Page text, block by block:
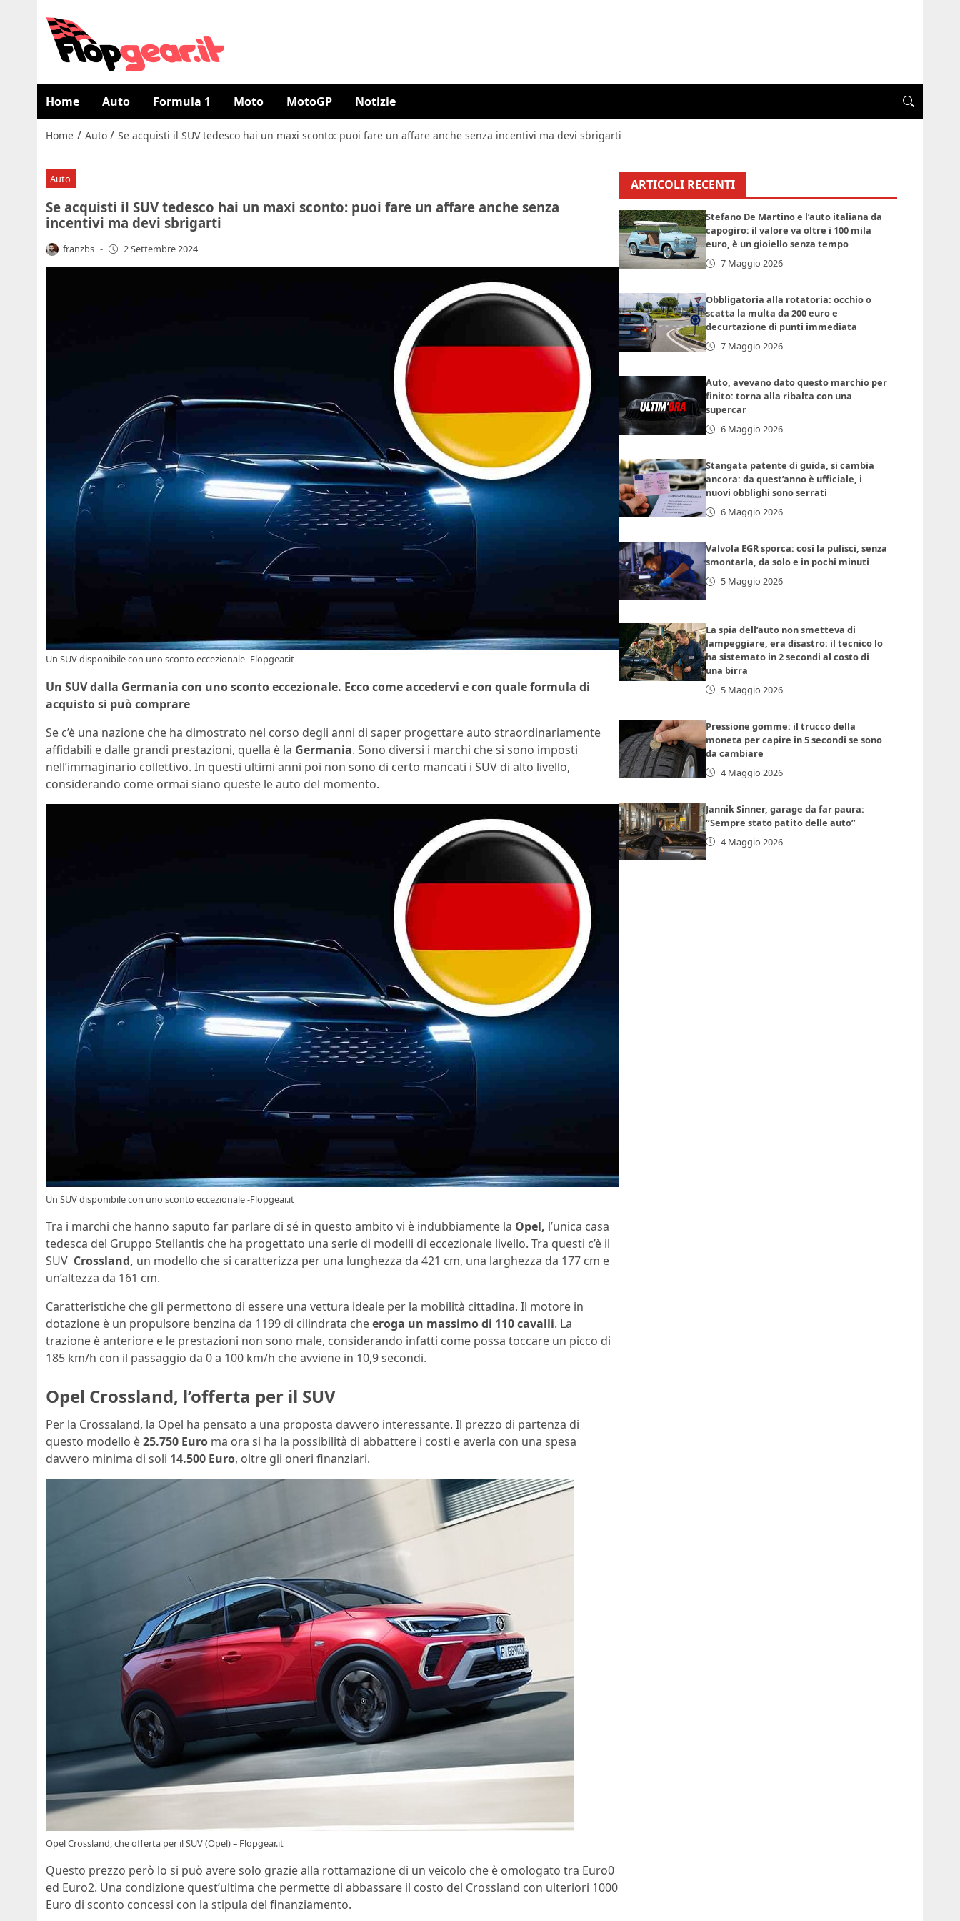
Home Auto Formula 1 Moto MotoGP Notizie
Home / Auto / Se acquisti il SUV tedesco hai un maxi sconto: puoi fare un affare anche senza incentivi ma devi sbrigarti
Auto
Se acquisti il SUV tedesco hai un maxi sconto: puoi fare un affare anche senza
incentivi ma devi sbrigarti
franzbs - 2 Settembre 2024
Un SUV disponibile con uno sconto eccezionale -Flopgear.it
Un SUV dalla Germania con uno sconto eccezionale. Ecco come accedervi e con quale formula di
acquisto si può comprare
Se c’è una nazione che ha dimostrato nel corso degli anni di saper progettare auto straordinariamente
affidabili e dalle grandi prestazioni, quella è la Germania. Sono diversi i marchi che si sono imposti
nell’immaginario collettivo. In questi ultimi anni poi non sono di certo mancati i SUV di alto livello,
considerando come ormai siano queste le auto del momento.
Un SUV disponibile con uno sconto eccezionale -Flopgear.it
Tra i marchi che hanno saputo far parlare di sé in questo ambito vi è indubbiamente la Opel, l’unica casa
tedesca del Gruppo Stellantis che ha progettato una serie di modelli di eccezionale livello. Tra questi c’è il
SUV Crossland, un modello che si caratterizza per una lunghezza da 421 cm, una larghezza da 177 cm e
un’altezza da 161 cm.
Caratteristiche che gli permettono di essere una vettura ideale per la mobilità cittadina. Il motore in
dotazione è un propulsore benzina da 1199 di cilindrata cheeroga un massimo di 110 cavalli. La
trazione è anteriore e le prestazioni non sono male, considerando infatti come possa toccare un picco di
185 km/h con il passaggio da 0 a 100 km/h che avviene in 10,9 secondi.
Opel Crossland, l’offerta per il SUV
Per la Crossaland, la Opel ha pensato a una proposta davvero interessante. Il prezzo di partenza di
questo modello è25.750 Euro ma ora si ha la possibilità di abbattere i costi e averla con una spesa
davvero minima di soli 14.500 Euro, oltre gli oneri finanziari.
Opel Crossland, che offerta per il SUV (Opel) – Flopgear.it
Questo prezzo però lo si può avere solo grazie alla rottamazione di un veicolo che è omologato tra Euro0
ed Euro2. Una condizione quest’ultima che permette di abbassare il costo del Crossland con ulteriori 1000
Euro di sconto concessi con la stipula del finanziamento.
ARTICOLI RECENTI
Stefano De Martino e l’auto italiana da
capogiro: il valore va oltre i 100 mila
euro, è un gioiello senza tempo
7 Maggio 2026
Obbligatoria alla rotatoria: occhio o
scatta la multa da 200 euro e
decurtazione di punti immediata
7 Maggio 2026
Auto, avevano dato questo marchio per
finito: torna alla ribalta con una
supercar
6 Maggio 2026
Stangata patente di guida, si cambia
ancora: da quest’anno è ufficiale, i
nuovi obblighi sono serrati
6 Maggio 2026
Valvola EGR sporca: così la pulisci, senza
smontarla, da solo e in pochi minuti
5 Maggio 2026
La spia dell’auto non smetteva di
lampeggiare, era disastro: il tecnico lo
ha sistemato in 2 secondi al costo di
una birra
5 Maggio 2026
Pressione gomme: il trucco della
moneta per capire in 5 secondi se sono
da cambiare
4 Maggio 2026
Jannik Sinner, garage da far paura:
“Sempre stato patito delle auto”
4 Maggio 2026